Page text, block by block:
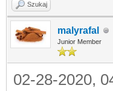
Szukaj
malyrafal
Junior Member
02-28-2020,